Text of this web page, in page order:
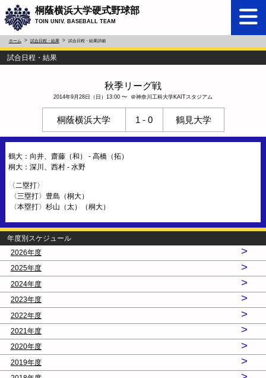
桐蔭横浜大学硬式野球部
TOIN UNIV. BASEBALL TEAM
ホーム 試合日程・結果 試合日程・結果詳細
試合日程・結果
秋季リーグ戦
2014年9月28日（日）13:00 〜 ＠神奈川工科大学KAITスタジアム
桐蔭横浜大学 1 - 0 鶴見大学
鶴大：向井、齋藤（和） - 高橋（拓）
桐大：深川、西村 - 水野
〈二塁打〉
〈三塁打〉豊島（桐大）
〈本塁打〉杉山（太）（桐大）
年度別スケジュール
2026年度
>
2025年度 >
2024年度 >
2023年度 >
2022年度 >
2021年度 >
2020年度 >
2019年度 >